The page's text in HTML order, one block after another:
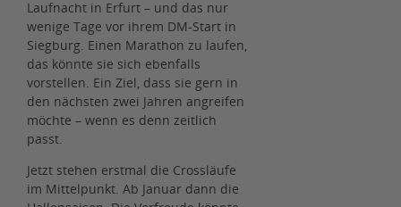
Laufnacht in Erfurt – und das nur
wenige Tage vor ihrem DM-Start in
Siegburg. Einen Marathon zu laufen,
das könnte sie sich ebenfalls
vorstellen. Ein Ziel, dass sie gern in
den nächsten zwei Jahren angreifen
möchte – wenn es denn zeitlich
passt.
Jetzt stehen erstmal die Crossläufe
im Mittelpunkt. Ab Januar dann die